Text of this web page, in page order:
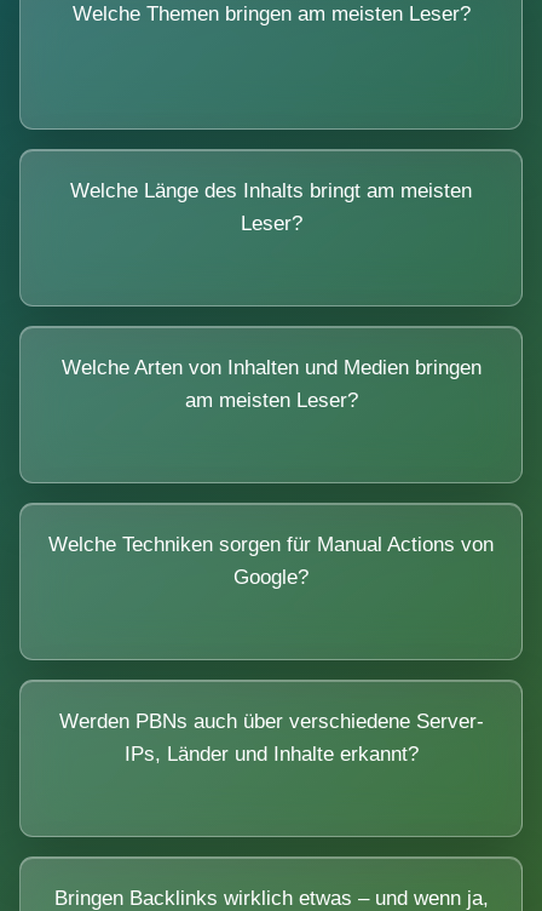
Welche Themen bringen am meisten Leser?
Welche Länge des Inhalts bringt am meisten
Leser?
Welche Arten von Inhalten und Medien bringen
am meisten Leser?
Welche Techniken sorgen für Manual Actions von
Google?
Werden PBNs auch über verschiedene Server-
IPs, Länder und Inhalte erkannt?
Bringen Backlinks wirklich etwas – und wenn ja,